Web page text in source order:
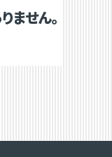
ません。